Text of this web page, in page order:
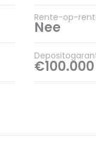
Rente-op-
Nee
€100.000